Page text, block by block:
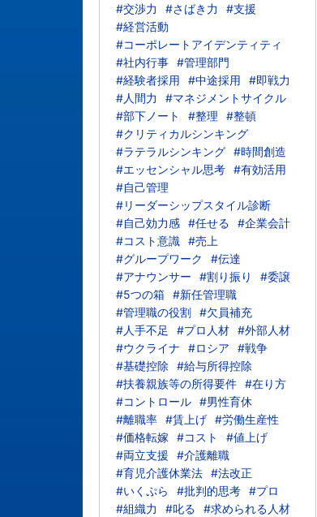
#交渉力
#さばき力
#支援
#経営活動
#コーポレートアイデンティティ
#社内行事 #管理部門
#経験者採用
#中途採用
#即戦力
#人間力
#マネジメントサイクル
#部下ノート
#整理
#整頓
#クリティカルシンキング
#ラテラルシンキング #時間創造
#エッセンシャル思考 #有効活用
#自己管理
#リーダーシップスタイル診断
#自己効力感 #任せる
#企業会計
#コスト意識 #売上
#グループワーク
#伝達
#アナウンサー
#割り振り
#委譲
#5つの箱 #新任管理職
#管理職の役割 #欠員補充
#人手不足
#プロ人材 #外部人材
#ウクライナ
#ロシア
#戦争
#基礎控除
#給与所得控除
#扶養親族等の所得要件 #在り方
#コントロール #男性育休
#離職率 #賃上げ #労働生産性
#価格転嫁
#コスト
#値上げ
#両立支援
#介護離職
#育児介護休業法 #法改正
#いくぷら
#批判的思考 #プロ
#組織力
#叱る
#求められる人材